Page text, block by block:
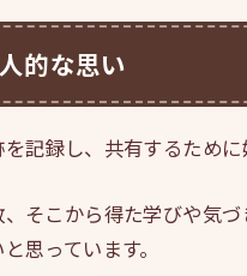
的な思い
記録し、共有するために
そこから得た学びや気
思っています。